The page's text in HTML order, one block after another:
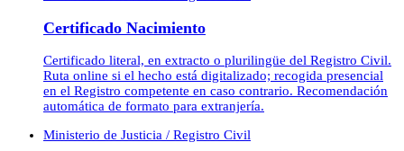
Certificado Nacimiento
Certificado literal, en extracto o plurilingüe del Registro Civil.
Ruta online si el hecho está digitalizado; recogida presencial
en el Registro competente en caso contrario. Recomendación
automática de formato para extranjería.
Ministerio de Justicia / Registro Civil